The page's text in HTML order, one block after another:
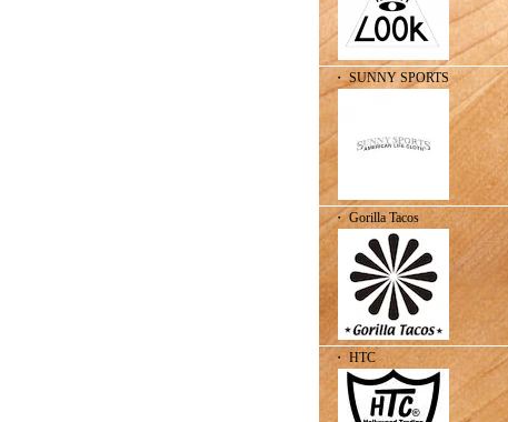
・ SUNNY SPORTS
・ Gorilla Tacos
・ HTC